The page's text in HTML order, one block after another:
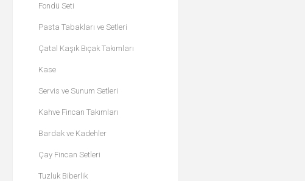
Fondü Seti
Pasta Tabakları ve Setleri
Çatal Kaşık Bıçak Takımları
Kase
Servis ve Sunum Setleri
Kahve Fincan Takımları
Bardak ve Kadehler
Çay Fincan Setleri
Tuzluk Biberlik